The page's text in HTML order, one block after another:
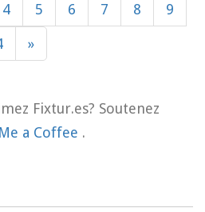
4 5 6 7 8 9
»
Fixtur.es? Soutenez
a Coffee .